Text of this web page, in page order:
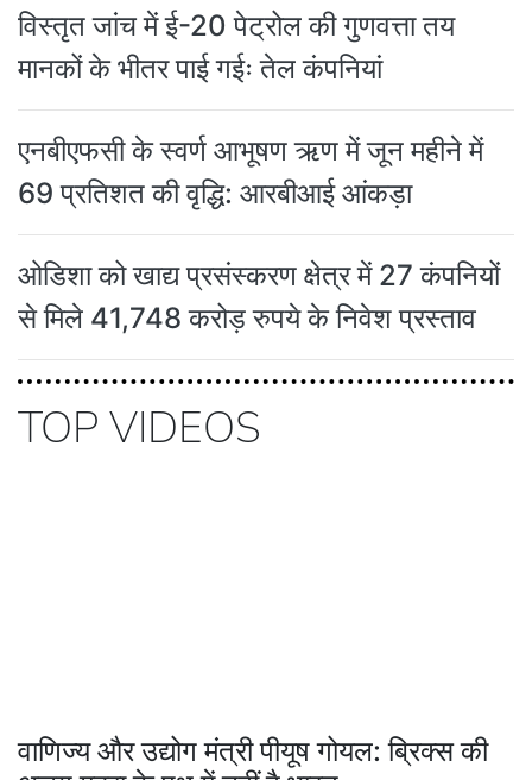
विस्तृत जांच में ई-20 पेट्रोल की गुणवत्ता तय
मानकों के भीतर पाई गईः तेल कंपनियां
एनबीएफसी के स्वर्ण आभूषण ऋण में जून महीने में
69 प्रतिशत की वृद्धि: आरबीआई आंकड़ा
ओडिशा को खाद्य प्रसंस्करण क्षेत्र में 27 कंपनियों
से मिले 41,748 करोड़ रुपये के निवेश प्रस्ताव
TOP VIDEOS
वाणिज्य और उद्योग मंत्री पीयूष गोयल: ब्रिक्स की